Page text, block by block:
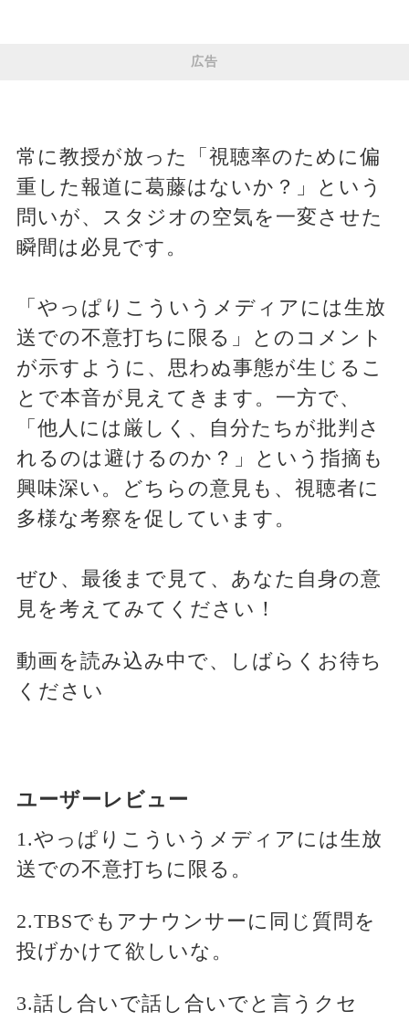
広告
常に教授が放った「視聴率のために偏
重した報道に葛藤はないか？」という
問いが、スタジオの空気を一変させた
瞬間は必見です。
「やっぱりこういうメディアには生放
送での不意打ちに限る」とのコメント
が示すように、思わぬ事態が生じるこ
とで本音が見えてきます。一方で、
「他人には厳しく、自分たちが批判さ
れるのは避けるのか？」という指摘も
興味深い。どちらの意見も、視聴者に
多様な考察を促しています。
ぜひ、最後まで見て、あなた自身の意
見を考えてみてください！
動画を読み込み中で、しばらくお待ち
ください
ユーザーレビュー
1.やっぱりこういうメディアには生放
送での不意打ちに限る。
2.TBSでもアナウンサーに同じ質問を
投げかけて欲しいな。
3.話し合いで話し合いでと言うクセ